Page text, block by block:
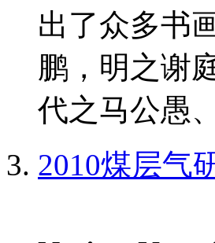
出了众多书
鹏，明之谢
代之马公愚
2010煤层气